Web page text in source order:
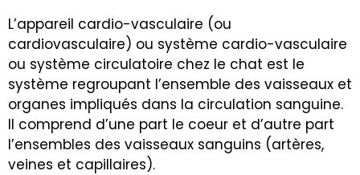
L’appareil cardio-vasculaire (ou
cardiovasculaire) ou système cardio-vasculaire
ou système circulatoire chez le chat est le
système regroupant l’ensemble des vaisseaux et
organes impliqués dans la circulation sanguine.
Il comprend d’une part le coeur et d’autre part
l’ensembles des vaisseaux sanguins (artères,
veines et capillaires).